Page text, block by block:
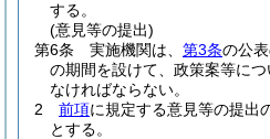
する。
(意見等の提出)
第6条
実施機関は、 第3条の公
の期間を設けて、政策案等に
なければならない。
2
前項に規定する意見等の提出
とする。